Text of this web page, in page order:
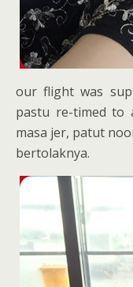
our flight was
pastu re-timed to
masa jer, patut
bertolaknya.